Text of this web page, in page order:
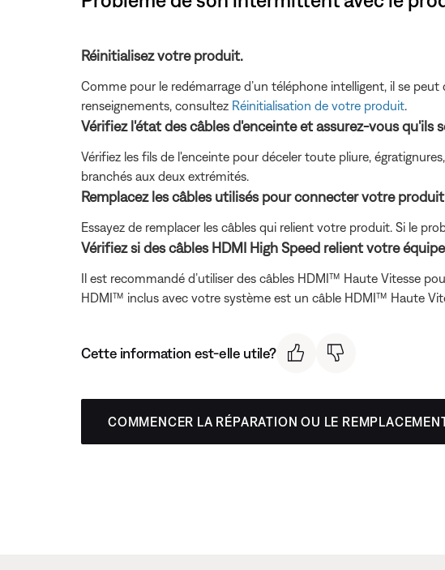
Réinitialisez votre produit.
Comme pour le redémarrage d’un téléphone intelligent, il se
renseignements, consultez Réinitialisation de votre produit.
Vérifiez l'état des câbles d'enceinte et assurez-vous qu'ils
Vérifiez les fils de l'enceinte pour déceler toute pliure,
branchés aux deux extrémités.
Remplacez les câbles utilisés pour connecter votre produit
Essayez de remplacer les câbles qui relient votre produit. Si le
Vérifiez si des câbles HDMI High Speed relient votre
Il est recommandé d’utiliser des câbles HDMI™ Haute Vitesse
HDMI™ inclus avec votre système est un câble HDMI™ Haute
Cette information est-elle utile?
COMMENCER LA RÉPARATION OU LE